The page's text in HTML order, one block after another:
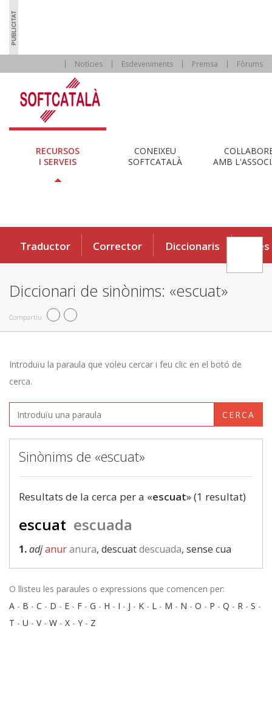
Notícies Esdeveniments Premsa Fòrums
RECURSOS
I SERVEIS
CONEIXEU
SOFTCATALÀ
AMB
Traductor Corrector Diccionaris Eines
Diccionari de sinònims: «escuat»
Compartiu
Introduïu la paraula que voleu cercar i feu clic en el botó de
cerca.
CERCA
Sinònims de «escuat»
Resultats de la cerca per a «escuat» (1 resultat)
escuat escuada
1.adjanuranura, descuatdescuada, sense cua
O llisteu les paraules o expressions que comencen per:
A - B - C - D - E - F - G - H - I - J - K - L - M - N - O - P - Q - R - S -
T - U - V- W - X - Y - Z